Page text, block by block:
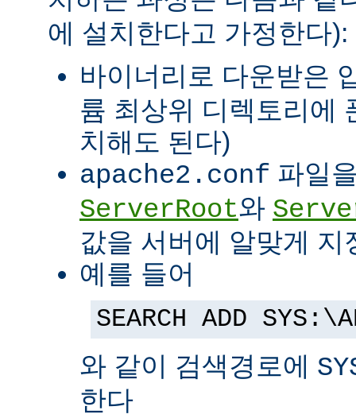
에 설치한다고 가정한다):
바이너리로 다운받은
륨 최상위 디렉토리에
치해도 된다)
apache2.conf 파일
ServerRoot와
값을 서버에 알맞게 지
예를 들어
SEARCH ADD
와 같이 검색경로에
한다